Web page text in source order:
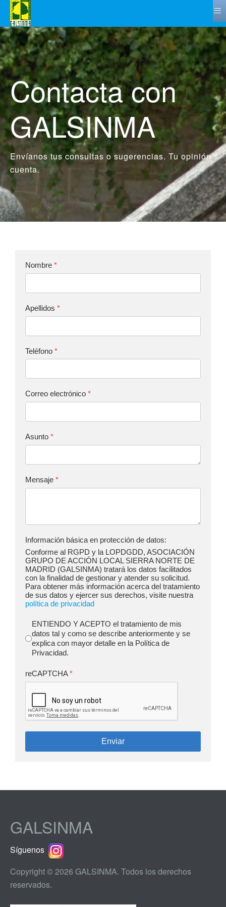
≡
Contacta con
GALSINMA
Envíanos tus consultas o sugerencias. Tu opinión
cuenta.
Nombre *
Apellidos *
Teléfono *
Correo electrónico *
Asunto *
Mensaje *
Información básica en protección de datos:
Conforme al RGPD y la LOPDGDD, ASOCIACIÓN
GRUPO DE ACCIÓN LOCAL SIERRA NORTE DE
MADRID (GALSINMA) tratará los datos facilitados
con la finalidad de gestionar y atender su solicitud.
Para obtener más información acerca del tratamiento
de sus datos y ejercer sus derechos, visite nuestra
política de privacidad
ENTIENDO Y ACEPTO el tratamiento de mis
datos tal y como se describe anteriormente y se
explica con mayor detalle en la Política de
Privacidad.
reCAPTCHA*
Enviar
GALSINMA
Síguenos
Copyright © 2026 GALSINMA. Todos los derechos
reservados.